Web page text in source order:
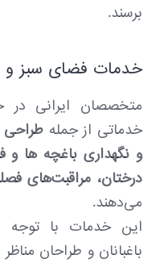
برسند.
خدمات فضای سبز و
متخصصان ایرانی در
خدماتی از جمله طراحی
و نگهداری باغچه ها و
درختان، مراقبت‌های
می‌دهند.
این خدمات با توجه
باغبانان و طراحان